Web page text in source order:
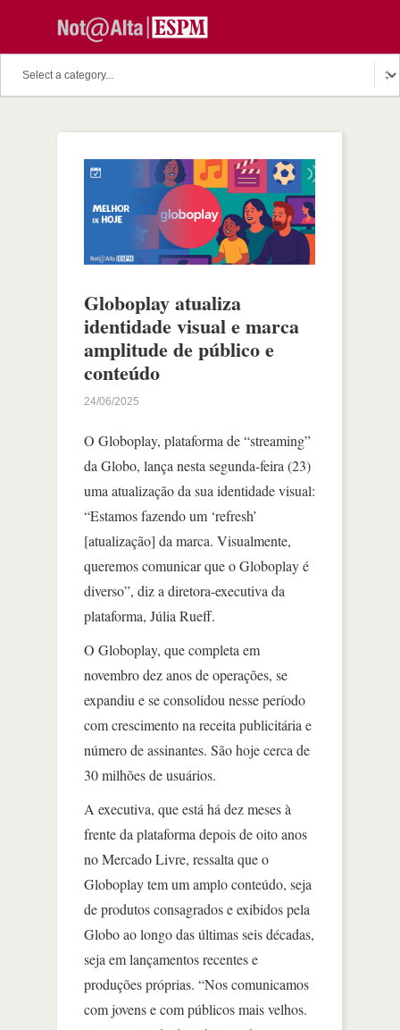
Globoplay atualiza
identidade visual e marca
amplitude de público e
conteúdo
24/06/2025
O Globoplay, plataforma de “streaming”
da Globo, lança nesta segunda-feira (23)
uma atualização da sua identidade visual:
“Estamos fazendo um ‘refresh’
[atualização] da marca. Visualmente,
queremos comunicar que o Globoplay é
diverso”, diz a diretora-executiva da
plataforma, Júlia Rueff.
O Globoplay, que completa em
novembro dez anos de operações, se
expandiu e se consolidou nesse período
com crescimento na receita publicitária e
número de assinantes. São hoje cerca de
30 milhões de usuários.
A executiva, que está há dez meses à
frente da plataforma depois de oito anos
no Mercado Livre, ressalta que o
Globoplay tem um amplo conteúdo, seja
de produtos consagrados e exibidos pela
Globo ao longo das últimas seis décadas,
seja em lançamentos recentes e
produções próprias. “Nos comunicamos
com jovens e com públicos mais velhos.